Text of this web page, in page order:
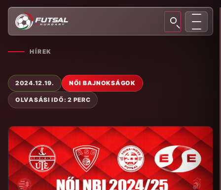
HÍREK
2024.12.19. NŐI BAJNOKSÁGOK
OLVASÁSI IDŐ: 2 PERC